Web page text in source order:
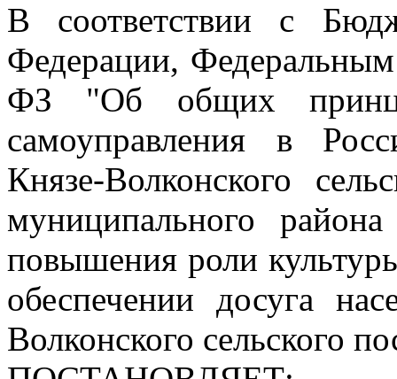
В соответствии с
Федерации,
ФЗ "Об общих
самоуправления в
Князе-Волконского
муниципального
повышения роли
обеспечении досуга
Волконского сельского